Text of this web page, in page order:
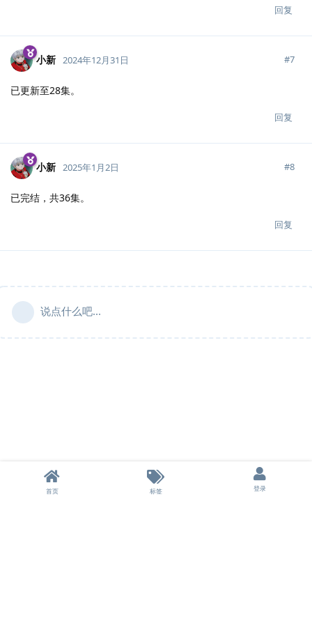
回复
小新 2024年12月31日 #7
已更新至28集。
回复
小新 2025年1月2日 #8
已完结，共36集。
回复
说点什么吧...
首页 标签 登录